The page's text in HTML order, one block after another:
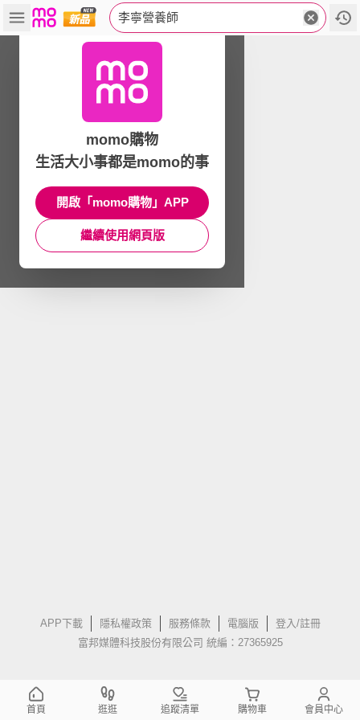
李寧營養師
APP下載 隱私權政策 服務條款 電腦版
登入/註冊
富邦媒體科技股份有限公司 統編：27365925
momo購物
生活大小事都是momo的事
開啟「momo購物」APP
繼續使用網頁版
首頁 逛逛 追蹤清單 購物車 會員中心